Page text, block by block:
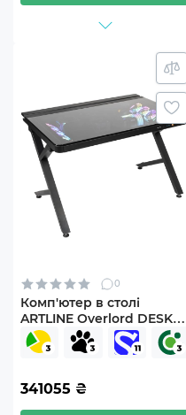
0
Комп'ютер в столі
ARTLINE Overlord DESK
Windows 11 Pro
(DESKv10Win)
341055 ₴